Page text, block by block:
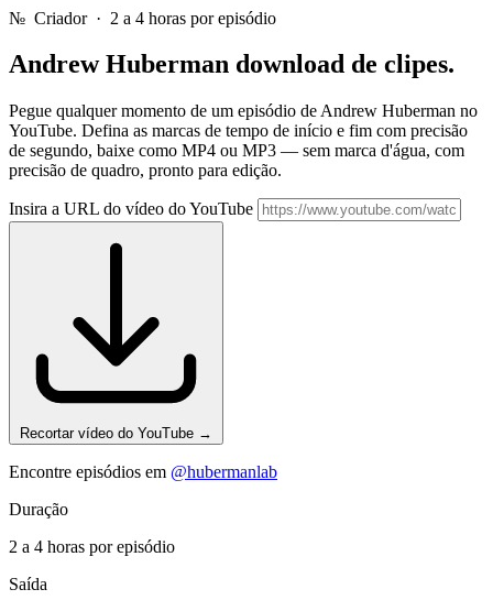
№ Criador · 2 a 4 horas por episódio
Andrew Huberman download de clipes.
Pegue qualquer momento de um episódio de Andrew Huberman no
YouTube. Defina as marcas de tempo de início e fim com precisão
de segundo, baixe como MP4 ou MP3 — sem marca d'água, com
precisão de quadro, pronto para edição.
Insira a URL do vídeo do YouTube
Recortar vídeo do YouTube →
Encontre episódios em @hubermanlab
Duração
2 a 4 horas por episódio
Saída